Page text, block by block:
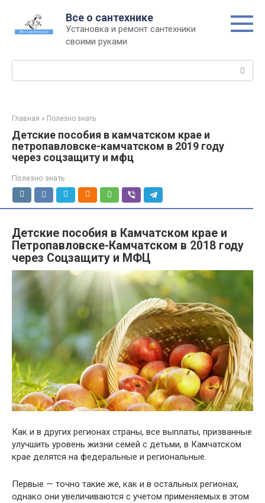
контенту
Все о сантехнике
Установка и ремонт сантехники
своими руками
Главная » Полезно знать
Детские пособия в камчатском крае и
петропавловске-камчатском в 2019 году
через соцзащиту и мфц
Полезно знать
Детские пособия в Камчатском крае и
Петропавловске-Камчатском в 2018 году
через Соцзащиту и МФЦ
Как и в других регионах страны, все выплаты, призванные
улучшить уровень жизни семей с детьми, в Камчатском
крае делятся на федеральные и региональные.
Первые — точно такие же, как и в остальных регионах,
однако они увеличиваются с учетом применяемых в этом